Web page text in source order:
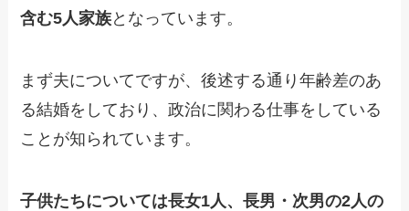
含む5人家族となっています。
まず夫についてですが、後述する通り年齢差のあ
る結婚をしており、政治に関わる仕事をしている
ことが知られています。
子供たちについては長女1人、長男・次男の2人の